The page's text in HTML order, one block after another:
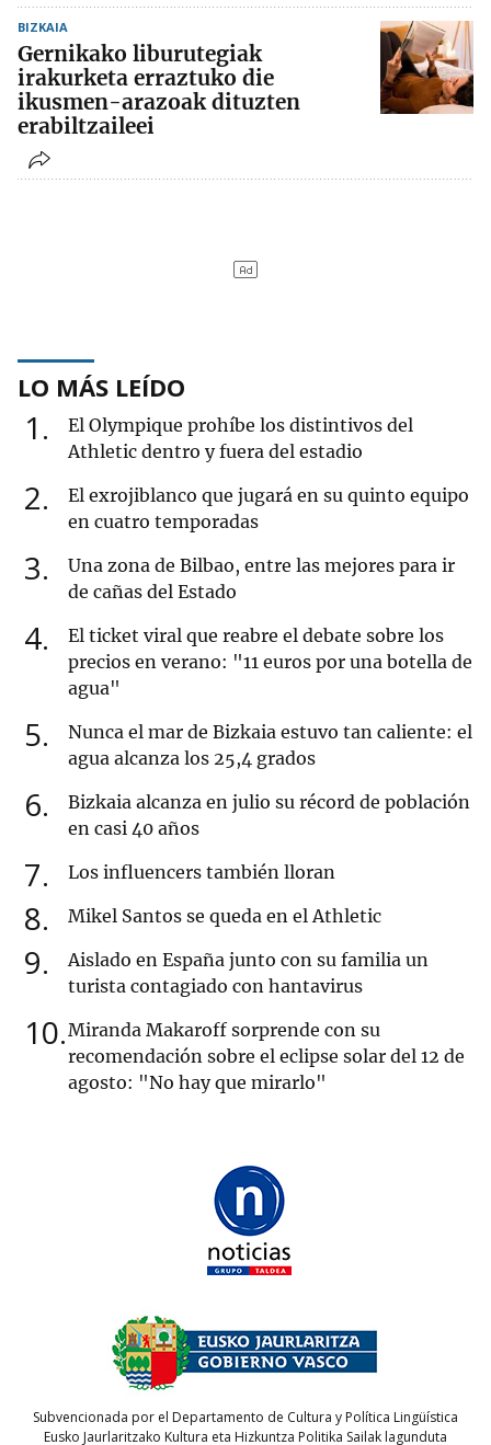
BIZKAIA
Gernikako liburutegiak
irakurketa erraztuko die
ikusmen-arazoak dituzten
erabiltzaileei
LO MÁS LEÍDO
1
El Olympique prohíbe los distintivos del
Athletic dentro y fuera del estadio
2
El exrojiblanco que jugará en su quinto equipo
en cuatro temporadas
3
Una zona de Bilbao, entre las mejores para ir
de cañas del Estado
4
El ticket viral que reabre el debate sobre los
precios en verano: "11 euros por una botella de
agua"
5
Nunca el mar de Bizkaia estuvo tan caliente: el
agua alcanza los 25,4 grados
6
Bizkaia alcanza en julio su récord de población
en casi 40 años
7 Los influencers también lloran
8 Mikel Santos se queda en el Athletic
9
Aislado en España junto con su familia un
turista contagiado con hantavirus
10 Miranda Makaroff sorprende con su
recomendación sobre el eclipse solar del 12 de
agosto: "No hay que mirarlo"
Subvencionada por el Departamento de Cultura y Política Lingüística
Eusko Jaurlaritzako Kultura eta Hizkuntza Politika Sailak lagunduta